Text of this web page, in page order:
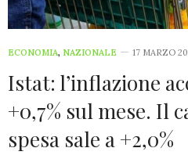
ECONOMIA, NAZIONALE 17 MARZO
Istat: l’inflazione
+0,7% sul mese. Il
spesa sale a +2,0%